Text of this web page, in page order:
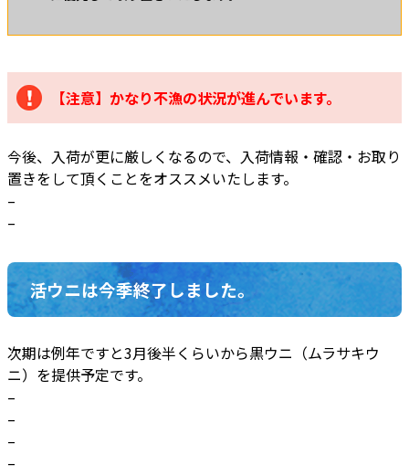
【注意】かなり不漁の状況が進んでいます。
今後、入荷が更に厳しくなるので、入荷情報・確認・お取り
置きをして頂くことをオススメいたします。
–
–
活ウニは今季終了しました。
次期は例年ですと3月後半くらいから黒ウニ（ムラサキウ
ニ）を提供予定です。
–
–
–
–